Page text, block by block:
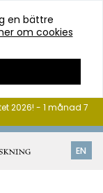
en bättre
om cookies
EN
2026! - 1 månad 7